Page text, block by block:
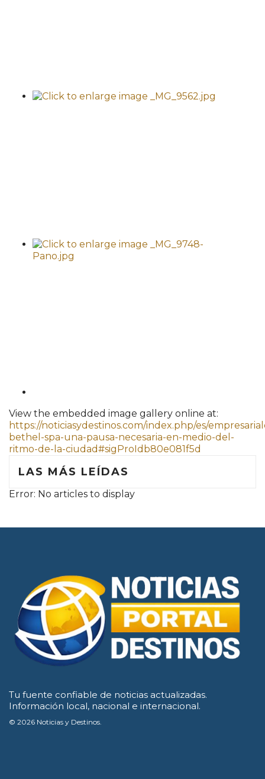
View the embedded image gallery online at:
https://noticiasydestinos.com/index.php/es/
bethel-spa-una-pausa-necesaria-en-medio-del-
ritmo-de-la-ciudad#sigProIdb80e081f5d
LAS MÁS LEÍDAS
Error: No articles to display
Tu fuente confiable de noticias actualizadas.
Información local, nacional e internacional.
© 2026 Noticias y Destinos.